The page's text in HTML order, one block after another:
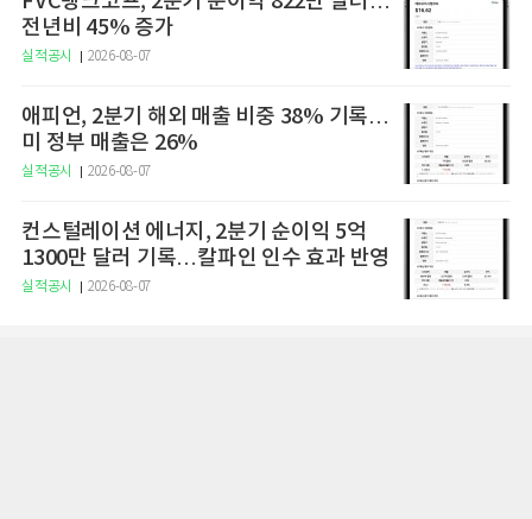
전년비 45% 증가
실적공시 2026-08-07
애피언, 2분기 해외 매출 비중 38% 기록…
미 정부 매출은 26%
실적공시 2026-08-07
컨스털레이션 에너지, 2분기 순이익 5억
1300만 달러 기록…칼파인 인수 효과 반영
실적공시 2026-08-07